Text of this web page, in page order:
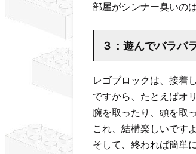
部屋がシンナー臭いの
３：遊んでバラバ
レゴブロックは、接着
ですから、たとえばオ
腕を取ったり、頭を取
これ、結構楽しいです
そして、終われば簡単